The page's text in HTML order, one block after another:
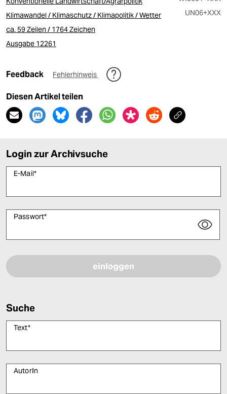
Klimawandel / Klimaschutz / Klimapolitik / Wetter
UN06+XXX
ca. 59 Zeilen / 1764 Zeichen
Ausgabe 12261
Feedback Fehlerhinweis
Diesen Artikel teilen
Login zur Archivsuche
E-Mail*
Passwort*
Suche
Text*
AutorIn